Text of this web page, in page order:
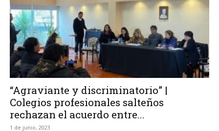
“Agraviante y discriminatorio” |
Colegios profesionales salteños
rechazan el acuerdo entre...
1 de junio, 2023